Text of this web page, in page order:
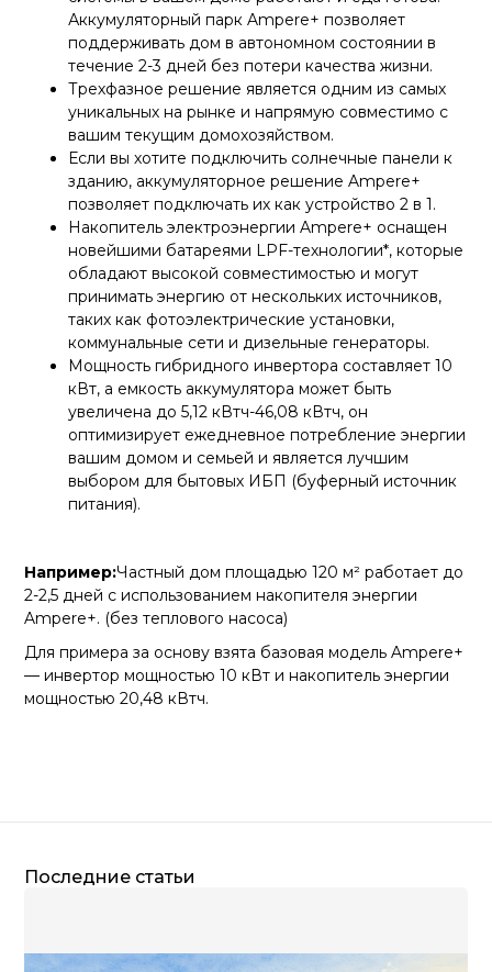
Аккумуляторный парк Ampere+ позволяет
поддерживать дом в автономном состоянии в
течение 2-3 дней без потери качества жизни.
Трехфазное решение является одним из самых
уникальных на рынке и напрямую совместимо с
вашим текущим домохозяйством.
Если вы хотите подключить солнечные панели к
зданию, аккумуляторное решение Ampere+
позволяет подключать их как устройство 2 в 1.
Накопитель электроэнергии Ampere+ оснащен
новейшими батареями LPF-технологии*, которые
обладают высокой совместимостью и могут
принимать энергию от нескольких источников,
таких как фотоэлектрические установки,
коммунальные сети и дизельные генераторы.
Мощность гибридного инвертора составляет 10
кВт, а емкость аккумулятора может быть
увеличена до 5,12 кВтч-46,08 кВтч, он
оптимизирует ежедневное потребление энергии
вашим домом и семьей и является лучшим
выбором для бытовых ИБП (буферный источник
питания).
Например:Частный дом площадью 120 м² работает до
2-2,5 дней с использованием накопителя энергии
Ampere+. (без теплового насоса)
Для примера за основу взята базовая модель Ampere+
— инвертор мощностью 10 кВт и накопитель энергии
мощностью 20,48 кВтч.
Последние статьи